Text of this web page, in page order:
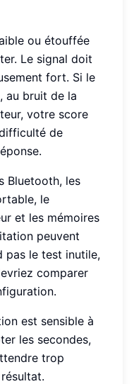
ou étouffée
Le signal doit
fort. Si le
au bruit de la
votre score
de
Bluetooth, les
le
et les mémoires
peuvent
pas le test inutile,
comparer
est sensible à
les secondes,
trop